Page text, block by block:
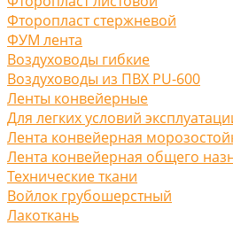
Фторопласт стержневой
ФУМ лента
Воздуховоды гибкие
Воздуховоды из ПВХ PU-600
Ленты конвейерные
Для легких условий
Лента конвейерная
Лента конвейерная общего
Технические ткани
Войлок грубошерстный
Лакоткань